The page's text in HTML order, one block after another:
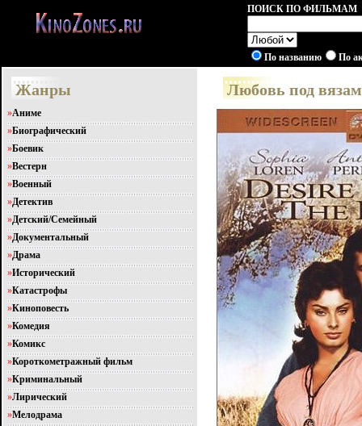
ПОИСК ПО ФИЛЬМАМ
По названию По
Жанры
»Аниме
»Биографический
»Боевик
»Вестерн
»Военный
»Детектив
»Детский/Семейный
»Документальный
»Драма
»Исторический
»Катастрофы
»Киноповесть
»Комедия
»Комикс
»Короткометражный фильм
»Криминальный
»Лирический
»Мелодрама
Любовь под